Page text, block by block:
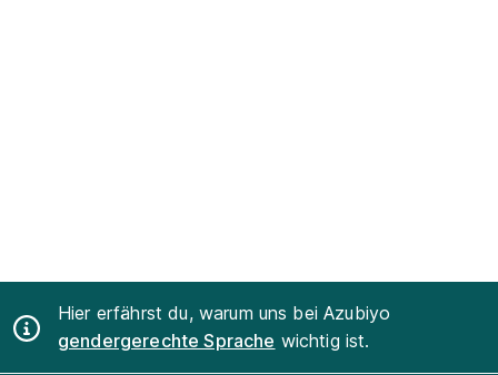
Hier erfährst du, warum uns bei Azubiyo
gendergerechte Sprache wichtig ist.